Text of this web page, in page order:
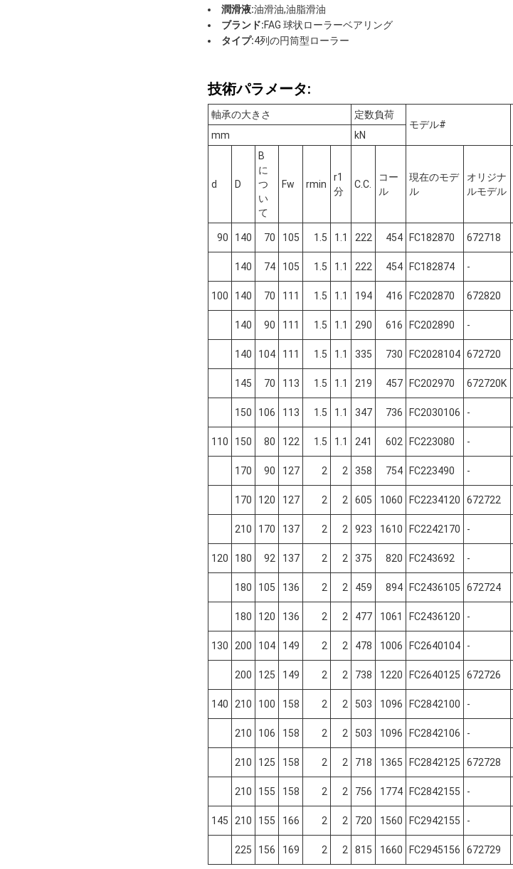
潤滑液:油滑油,油脂滑油
ブランド:FAG 球状ローラーベアリング
タイプ:4列の円筒型ローラー
技術パラメータ:
軸承の大きさ
定数負荷
モデル#
mm
kN
d D
B
に
つ
い
て
Fw rmin
r1
分
C.C.
コー
ル
現在のモデ
ル
オリジナ
ルモデル
90 140 70 105 1.5 1.1 222 454 FC182870 672718
140 74 105 1.5 1.1 222 454 FC182874 -
100 140 70 111 1.5 1.1 194 416 FC202870 672820
140 90 111 1.5 1.1 290 616 FC202890 -
140 104 111 1.5 1.1 335 730 FC2028104 672720
145 70 113 1.5 1.1 219 457 FC202970 672720K
150 106 113 1.5 1.1 347 736 FC2030106 -
110 150 80 122 1.5 1.1 241 602 FC223080 -
170 90 127 2 2 358 754 FC223490 -
170 120 127 2 2 605 1060 FC2234120 672722
210 170 137 2 2 923 1610 FC2242170 -
120 180 92 137 2 2 375 820 FC243692 -
180 105 136 2 2 459 894 FC2436105 672724
180 120 136 2 2 477 1061 FC2436120 -
130 200 104 149 2 2 478 1006 FC2640104 -
200 125 149 2 2 738 1220 FC2640125 672726
140 210 100 158 2 2 503 1096 FC2842100 -
210 106 158 2 2 503 1096 FC2842106 -
210 125 158 2 2 718 1365 FC2842125 672728
210 155 158 2 2 756 1774 FC2842155 -
145 210 155 166 2 2 720 1560 FC2942155 -
225 156 169 2 2 815 1660 FC2945156 672729